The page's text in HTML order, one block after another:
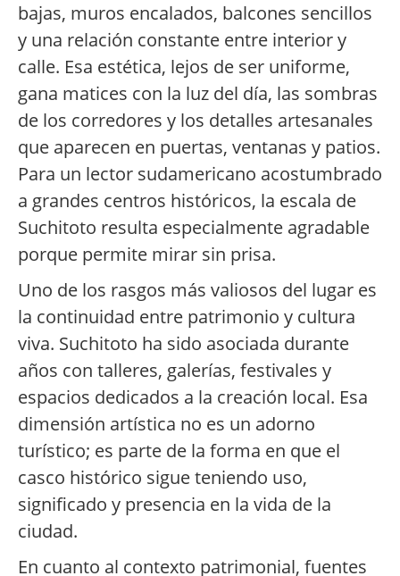
bajas, muros encalados, balcones sencillos
y una relación constante entre interior y
calle. Esa estética, lejos de ser uniforme,
gana matices con la luz del día, las sombras
de los corredores y los detalles artesanales
que aparecen en puertas, ventanas y patios.
Para un lector sudamericano acostumbrado
a grandes centros históricos, la escala de
Suchitoto resulta especialmente agradable
porque permite mirar sin prisa.
Uno de los rasgos más valiosos del lugar es
la continuidad entre patrimonio y cultura
viva. Suchitoto ha sido asociada durante
años con talleres, galerías, festivales y
espacios dedicados a la creación local. Esa
dimensión artística no es un adorno
turístico; es parte de la forma en que el
casco histórico sigue teniendo uso,
significado y presencia en la vida de la
ciudad.
En cuanto al contexto patrimonial, fuentes